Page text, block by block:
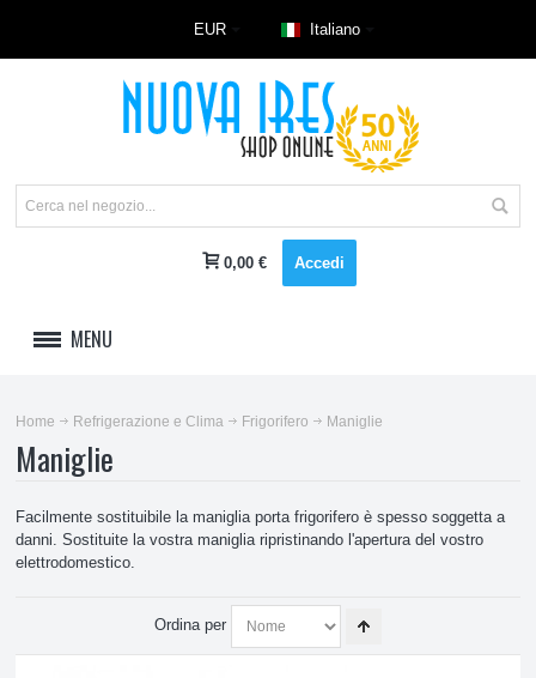
EUR Italiano
0,00 € Accedi
MENU
REFRIGERAZIONE E CLIMA
Accessori climatizzatore
Celle e Banchi frigo
Home Refrigerazione e Clima Frigorifero Maniglie
Maniglie
Facilmente sostituibile la maniglia porta frigorifero è spesso soggetta a
danni. Sostituite la vostra maniglia ripristinando l'apertura del vostro
elettrodomestico.
Ordina per